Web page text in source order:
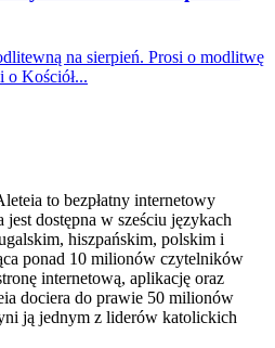
na sierpień. Prosi o modlitwę
o Kościół...
to bezpłatny internetowy
dostępna w sześciu językach
hiszpańskim, polskim i
ponad 10 milionów czytelników
internetową, aplikację oraz
dociera do prawie 50 milionów
ją jednym z liderów katolickich